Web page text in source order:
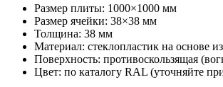
Размер плиты: 1000×1000 мм
Размер ячейки: 38×38 мм
Толщина: 38 мм
Материал: стеклопластик на основе
Поверхность: противоскользящая
Цвет: по каталогу RAL (уточняйте